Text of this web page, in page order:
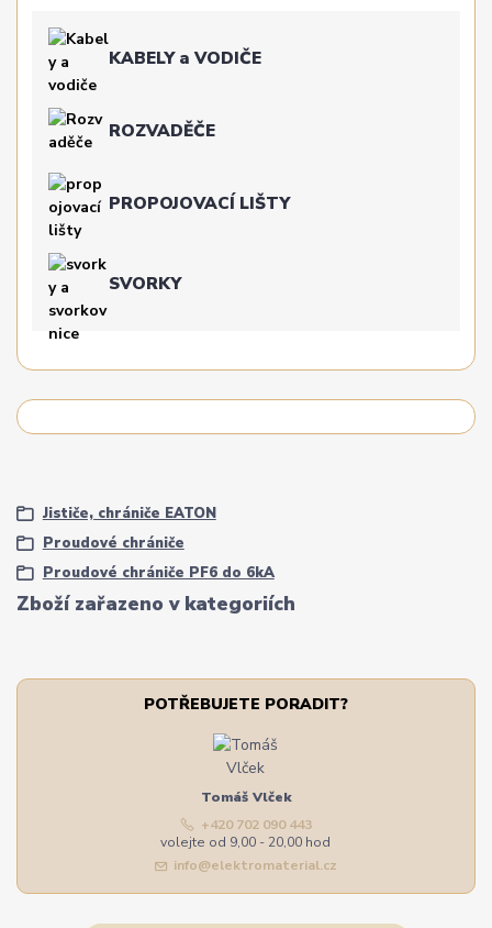
KABELY a VODIČE
ROZVADĚČE
PROPOJOVACÍ LIŠTY
SVORKY
Zboží zařazeno v kategoriích
Jističe, chrániče EATON
Proudové chrániče
Proudové chrániče PF6 do 6kA
POTŘEBUJETE PORADIT?
Tomáš Vlček
+420 702 090 443
volejte od 9,00 - 20,00 hod
info@elektromaterial.cz